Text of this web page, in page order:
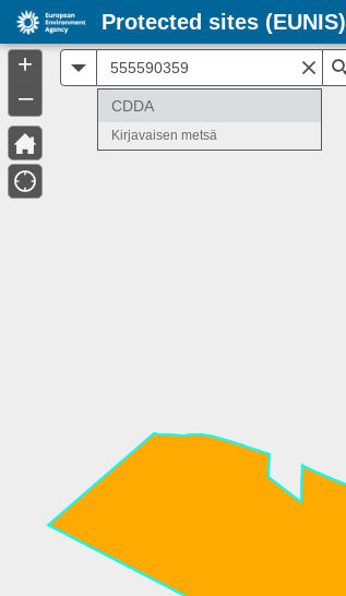
+
–
CDDA
Kirjavaisen metsä
Protected sites (EUNIS)